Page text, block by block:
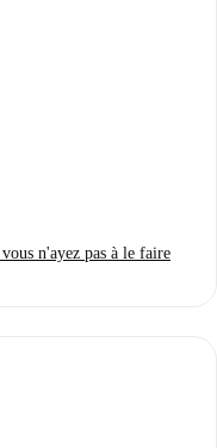
n'ayez pas à le faire